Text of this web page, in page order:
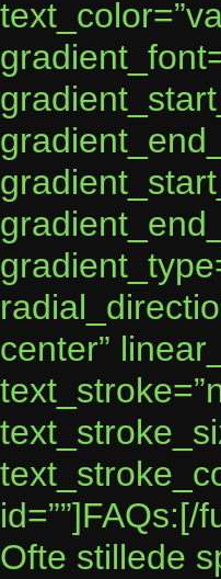
center”
id=””]FAQs:[/
Ofte stillede